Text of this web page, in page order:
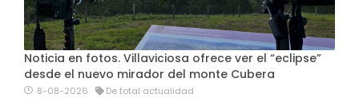
Noticia en fotos. Villaviciosa ofrece ver el “eclipse”
desde el nuevo mirador del monte Cubera
8-08-2026 De total actualidad